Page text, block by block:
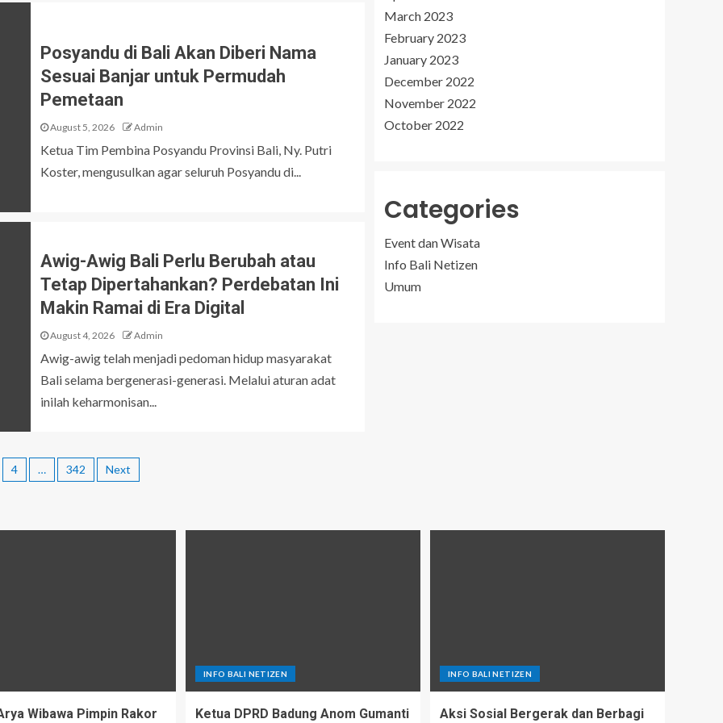
Posyandu di Bali Akan Diberi Nama
Sesuai Banjar untuk Permudah
Pemetaan
August 5, 2026 Admin
Ketua Tim Pembina Posyandu Provinsi Bali, Ny. Putri
Koster, mengusulkan agar seluruh Posyandu di...
Awig-Awig Bali Perlu Berubah atau
Tetap Dipertahankan? Perdebatan Ini
Makin Ramai di Era Digital
August 4, 2026 Admin
Awig-awig telah menjadi pedoman hidup masyarakat
Bali selama bergenerasi-generasi. Melalui aturan adat
inilah keharmonisan...
4 … 342 Next
March 2023
February 2023
January 2023
December 2022
November 2022
October 2022
Categories
Event dan Wisata
Info Bali Netizen
Umum
Wibawa Pimpin Rakor
INFO BALI NETIZEN
Ketua DPRD Badung Anom Gumanti
INFO BALI NETIZEN
Aksi Sosial Bergerak dan Berbagi